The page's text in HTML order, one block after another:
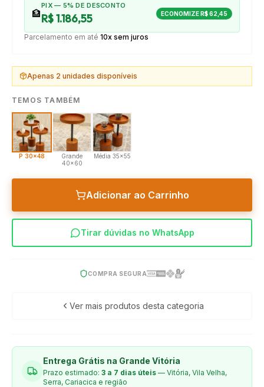
🏦
PIX — 5% DE DESCONTO
R$ 1.186,55 ECONOMIZER$ 62,45
Parcelamento em até 10x sem juros
Apenas 2 unidades disponíveis
TEMOS TAMBÉM
P 30x48
Grande
40x60
Média 35x55
Adicionar ao Carrinho
Tirar dúvidas no WhatsApp
COMPRA SEGURA
Ver mais produtos desta categoria
Entrega Grátis na Grande Vitória
Prazo estimado: 3 a 7 dias úteis — Vitória, Vila Velha,
Serra, Cariacica e região